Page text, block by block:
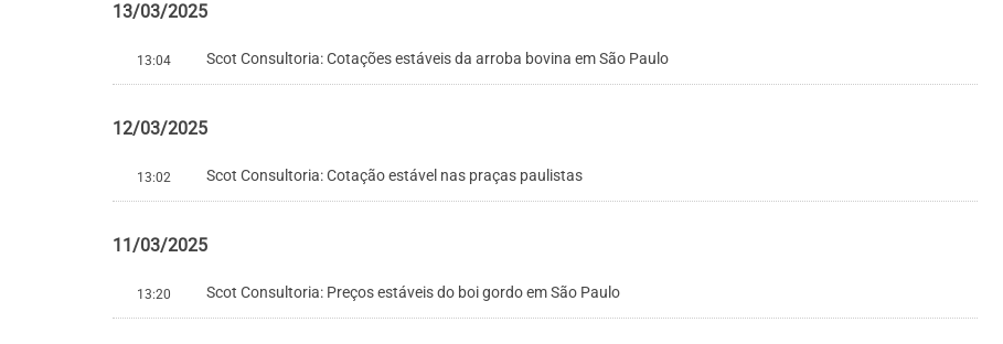
13/03/2025
13:04 Scot Consultoria: Cotações estáveis da arroba bovina em São Paulo
12/03/2025
13:02 Scot Consultoria: Cotação estável nas praças paulistas
11/03/2025
13:20 Scot Consultoria: Preços estáveis do boi gordo em São Paulo